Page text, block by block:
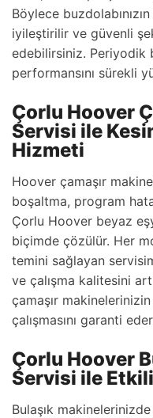
Böylece
iyileştirilir ve güvenli
edebilirsiniz. Periyodik
performansını sürekli
Çorlu Hoover
Servisi ile
Hizmeti
Hoover çamaşır
boşaltma, program
Çorlu Hoover beyaz
biçimde çözülür. Her
temini sağlayan
ve çalışma kalitesini
çamaşır
çalışmasını garanti
Çorlu Hoover
Servisi ile
Bulaşık makinelerinizde